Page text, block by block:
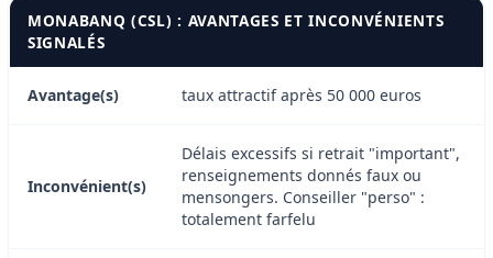
MONABANQ (CSL) : AVANTAGES ET INCONVÉNIENTS
SIGNALÉS
Avantage(s) taux attractif après 50 000 euros
Inconvénient(s)
Délais excessifs si retrait "important",
renseignements donnés faux ou
mensongers. Conseiller "perso" :
totalement farfelu